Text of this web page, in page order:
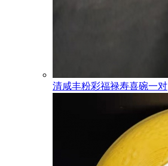
清咸丰粉彩福禄寿喜碗一对